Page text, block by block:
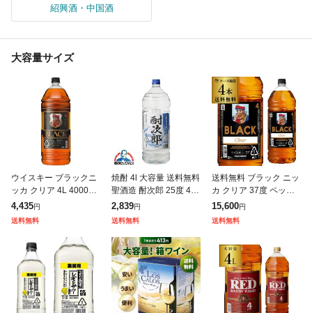
紹興酒・中国酒
大容量サイズ
ウイスキー ブラックニ
ッカ クリア 4L 4000ml
ペットボトル 1本 大容
量 アサヒ 父の日 お中
4,435円
送料無料
焼酎 4l 大容量 送料無料
聖酒造 酎次郎 25度 4L
4000ml×1本『OMS』
2,839円
送料無料
送料無料 ブラック ニッ
カ クリア 37度 ペット
4L×4本 ケース販売 大
15,600円
送料無料